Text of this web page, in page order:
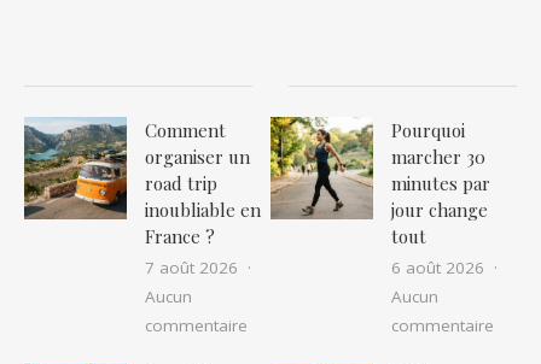
Comment
organiser un
road trip
inoubliable en
France ?
7 août 2026
Aucun
commentaire sur Comment organiser un road trip
Pourquoi
marcher 30
minutes par
jour change
tout
6 août 2026
Aucun
commentaire